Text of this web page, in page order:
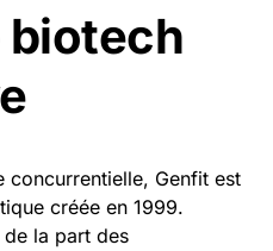
biotech
concurrentielle, Genfit est
créée en 1999.
la part des